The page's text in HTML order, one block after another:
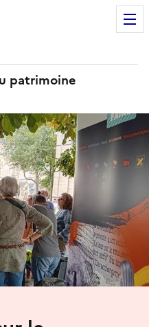
patrimoine